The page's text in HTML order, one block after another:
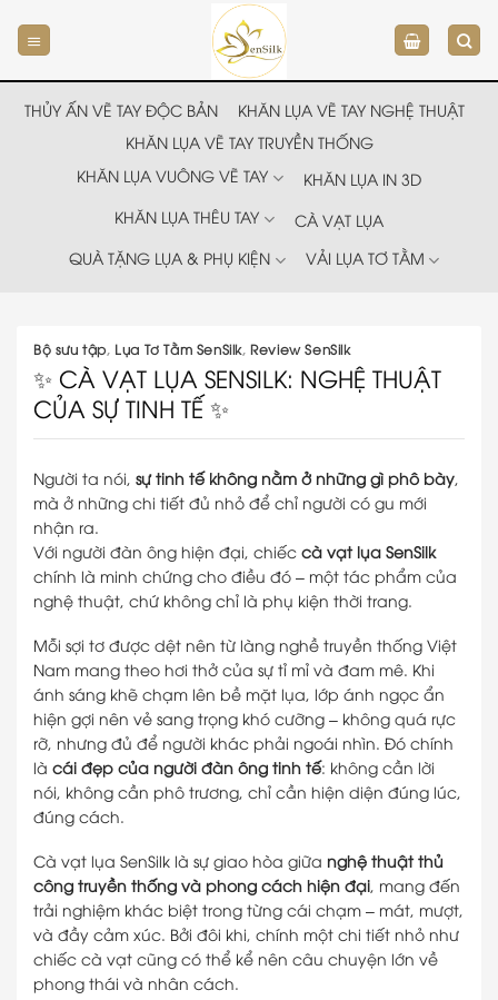
đến
nội
dung
THỦY ẤN VẼ TAY ĐỘC BẢN
KHĂN LỤA VẼ TAY NGHỆ THUẬT
KHĂN LỤA VẼ TAY TRUYỀN THỐNG
KHĂN LỤA VUÔNG VẼ TAY
KHĂN LỤA IN 3D
KHĂN LỤA THÊU TAY
CÀ VẠT LỤA
QUÀ TẶNG LỤA & PHỤ KIỆN
VẢI LỤA TƠ TẰM
Bộ sưu tập, Lụa Tơ Tằm SenSilk,Review SenSilk
✨ CÀ VẠT LỤA SENSILK: NGHỆ THUẬT
CỦA SỰ TINH TẾ ✨
Người ta nói, sự tinh tế không nằm ở những gì phô bày,
mà ở những chi tiết đủ nhỏ để chỉ người có gu mới
nhận ra.
Với người đàn ông hiện đại, chiếc cà vạt lụa SenSilk
chính là minh chứng cho điều đó – một tác phẩm của
nghệ thuật, chứ không chỉ là phụ kiện thời trang.
Mỗi sợi tơ được dệt nên từ làng nghề truyền thống Việt
Nam mang theo hơi thở của sự tỉ mỉ và đam mê. Khi
ánh sáng khẽ chạm lên bề mặt lụa, lớp ánh ngọc ẩn
hiện gợi nên vẻ sang trọng khó cưỡng – không quá rực
rỡ, nhưng đủ để người khác phải ngoái nhìn. Đó chính
là cái đẹp của người đàn ông tinh tế: không cần lời
nói, không cần phô trương, chỉ cần hiện diện đúng lúc,
đúng cách.
Cà vạt lụa SenSilk là sự giao hòa giữa nghệ thuật thủ
công truyền thống và phong cách hiện đại, mang đến
trải nghiệm khác biệt trong từng cái chạm – mát, mượt,
và đầy cảm xúc. Bởi đôi khi, chính một chi tiết nhỏ như
chiếc cà vạt cũng có thể kể nên câu chuyện lớn về
phong thái và nhân cách.